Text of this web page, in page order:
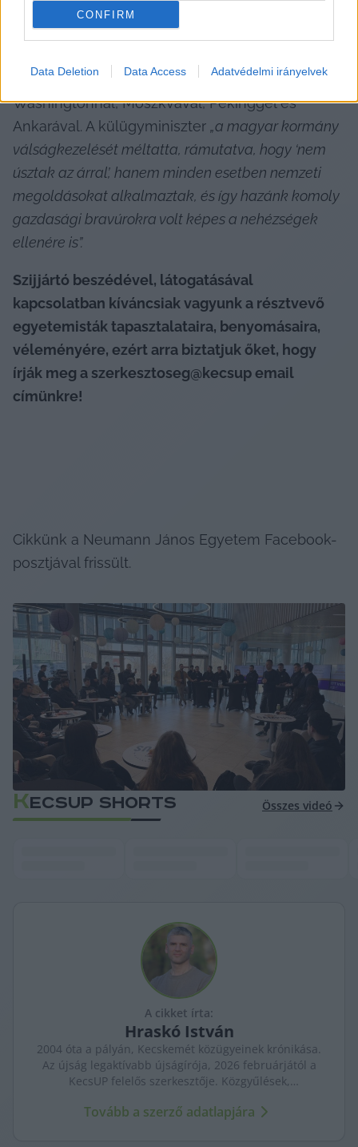
CONFIRM
Data Deletion Data Access Adatvédelmi irányelvek
Szijjártó arról is beszélt, hogy szerinte jelenleg
Orbán Viktor miniszterelnök
fenntartani” négy világhatalmi centrummal,
Washingtonnal, Moszkvával, Pekinggel és
Ankarával. A külügyminiszter „a magyar kormány
válságkezelését méltatta, rámutatva, hogy ‘nem
úsztak az árral’, hanem minden esetben nemzeti
megoldásokat alkalmaztak, és így hazánk komoly
gazdasági bravúrokra volt képes a nehézségek
ellenére is”.
Szijjártó beszédével, látogatásával
kapcsolatban kíváncsiak vagyunk a résztvevő
egyetemisták tapasztalataira, benyomásaira,
véleményére, ezért arra biztatjuk őket, hogy
írják meg a szerkesztoseg@kecsup email
címünkre!
Cikkünk a Neumann János Egyetem Facebook-
posztjával frissült.
KECSUP SHORTS Összes videó
A cikket írta:
Hraskó István
2004 óta a pályán, Kecskemét közügyeinek krónikása.
Az újság legaktívabb újságírója, 2026 februárjától a
KecsUP felelős szerkesztője. Közgyűlések,
arca és a háttérben élők történetei egyszerre jelennek
Tovább a szerző adatlapjára